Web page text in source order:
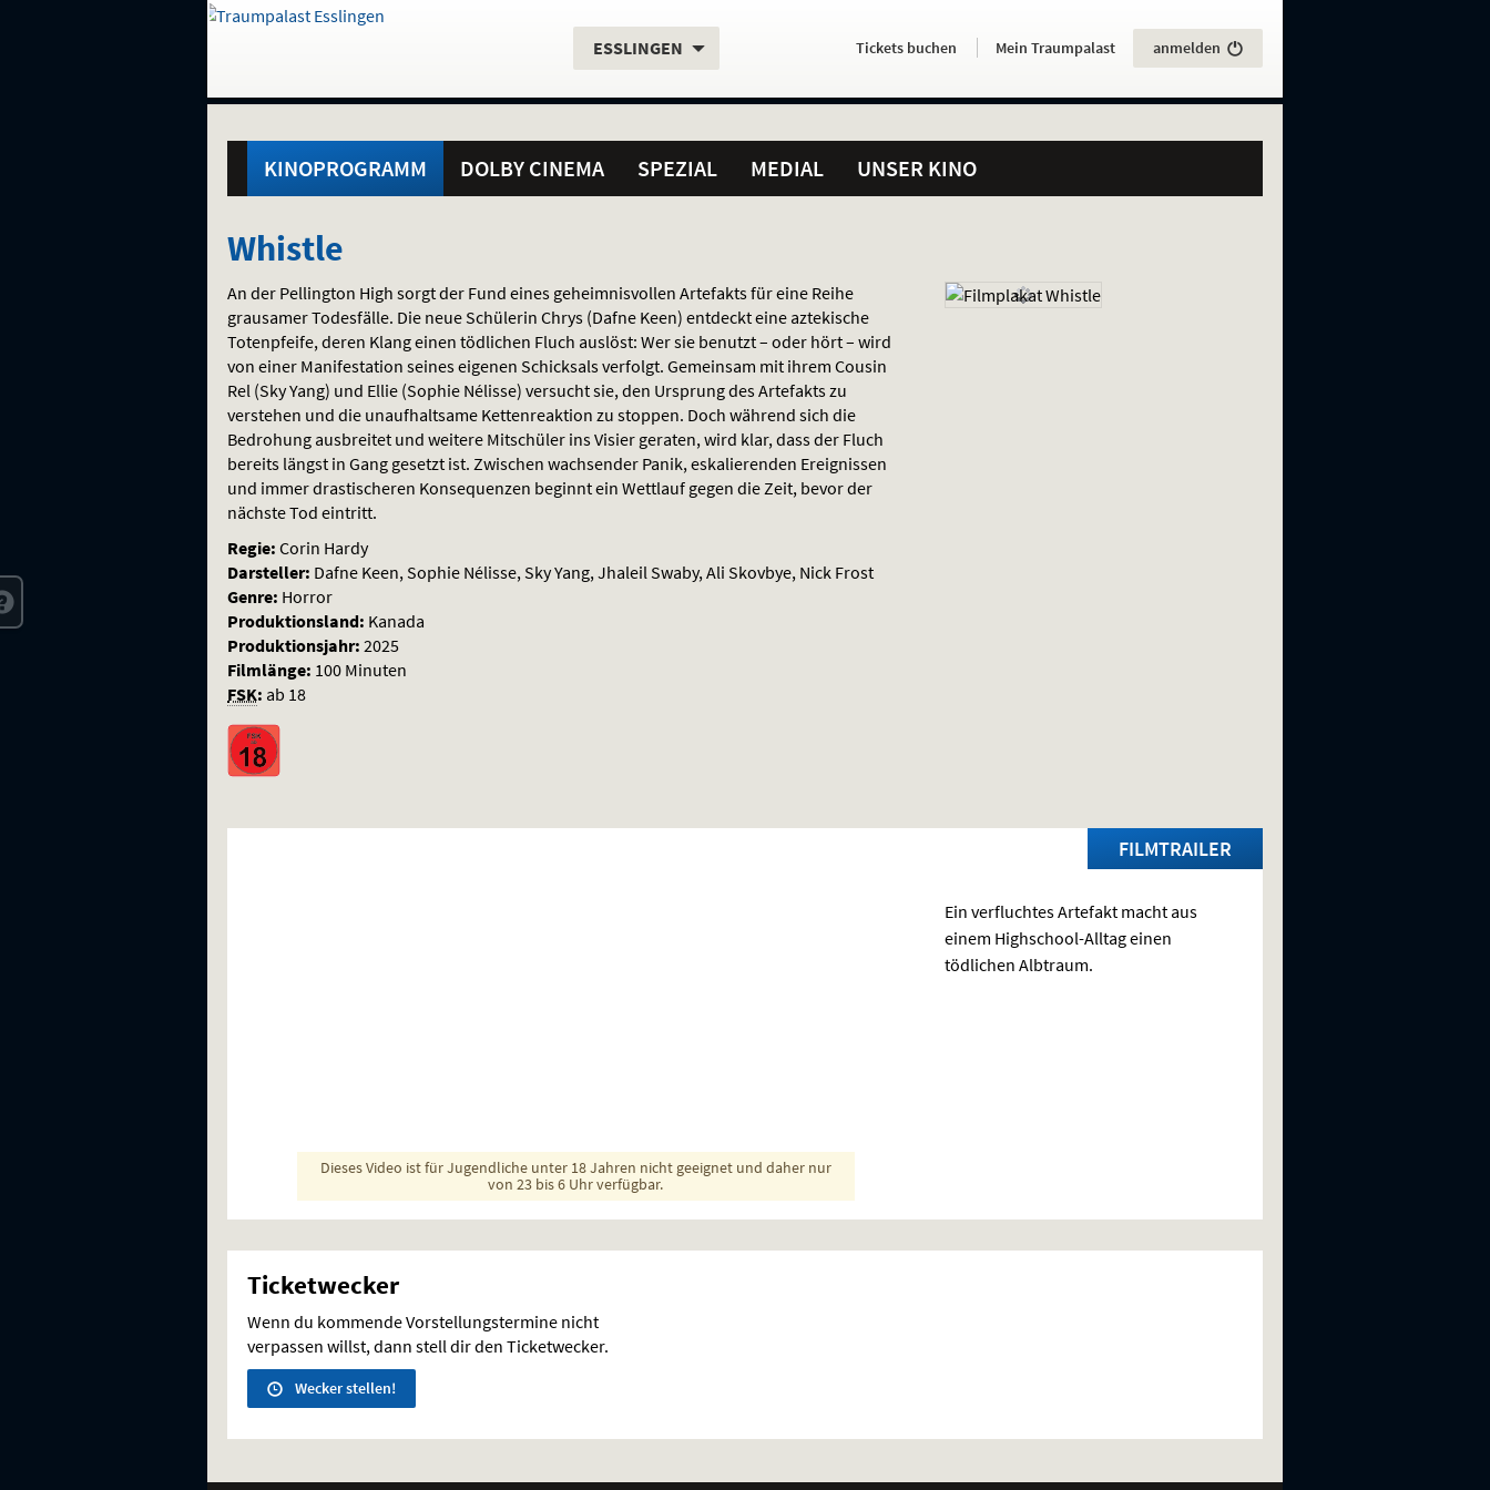
direkt
Inhalt
Menü
und
Gehe
Standortauswahl
Aktueller
ESSLINGEN Servicefunktionen
Aktuelles
HierTickets buchen . Mein Traumpalast anmelden
KINOPROGRAMM DOLBY CINEMA SPEZIAL MEDIAL UNSER KINO
Whistle
Whistle
An der Pellington High sorgt der Fund eines geheimnisvollen Artefakts für eine Reihe
grausamer Todesfälle. Die neue Schülerin Chrys (Dafne Keen) entdeckt eine aztekische
Totenpfeife, deren Klang einen tödlichen Fluch auslöst: Wer sie benutzt – oder hört – wird
von einer Manifestation seines eigenen Schicksals verfolgt. Gemeinsam mit ihrem Cousin
Rel (Sky Yang) und Ellie (Sophie Nélisse) versucht sie, den Ursprung des Artefakts zu
verstehen und die unaufhaltsame Kettenreaktion zu stoppen. Doch während sich die
Bedrohung ausbreitet und weitere Mitschüler ins Visier geraten, wird klar, dass der Fluch
bereits längst in Gang gesetzt ist. Zwischen wachsender Panik, eskalierenden Ereignissen
und immer drastischeren Konsequenzen beginnt ein Wettlauf gegen die Zeit, bevor der
nächste Tod eintritt.
Regie: Corin Hardy
Darsteller: Dafne Keen, Sophie Nélisse, Sky Yang, Jhaleil Swaby, Ali Skovbye, Nick Frost
Genre: Horror
Produktionsland: Kanada
Produktionsjahr: 2025
Filmlänge: 100 Minuten
FSK: ab 18
FILMTRAILER
Dieses Video ist für Jugendliche unter 18 Jahren nicht geeignet und daher nur
von 23 bis 6 Uhr verfügbar.
Ein verfluchtes Artefakt macht aus
einem Highschool-Alltag einen
tödlichen Albtraum.
Ticketwecker
Wenn du kommende Vorstellungstermine nicht
verpassen willst, dann stell dir den Ticketwecker.
Wecker stellen!